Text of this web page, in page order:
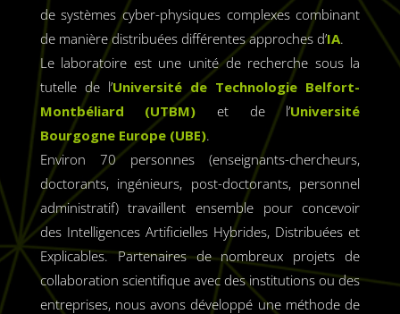
de systèmes cyber-physiques complexes combinant
de manière distribuées différentes approches d’IA.
Le laboratoire est une unité de recherche sous la
tutelle de l’Université de Technologie Belfort-
Montbéliard (UTBM) et de l’Université
Bourgogne Europe (UBE).
Environ 70 personnes (enseignants-chercheurs,
doctorants, ingénieurs, post-doctorants, personnel
administratif) travaillent ensemble pour concevoir
des Intelligences Artificielles Hybrides, Distribuées et
Explicables. Partenaires de nombreux projets de
collaboration scientifique avec des institutions ou des
entreprises, nous avons développé une méthode de